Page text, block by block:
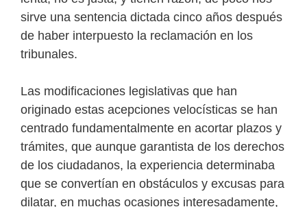
sirve una sentencia dictada cinco años después
de haber interpuesto la reclamación en los
tribunales.
Las modificaciones legislativas que han
originado estas acepciones velocísticas se han
centrado fundamentalmente en acortar plazos y
trámites, que aunque garantista de los derechos
de los ciudadanos, la experiencia determinaba
que se convertían en obstáculos y excusas para
dilatar, en muchas ocasiones interesadamente,